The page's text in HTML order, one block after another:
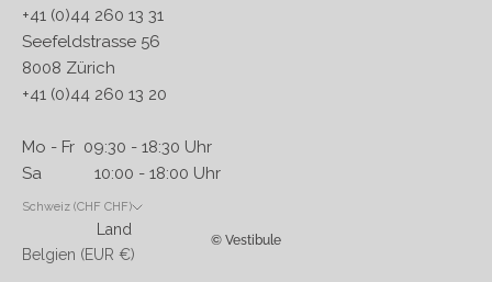
+41 (0)44 260 13 31
Seefeldstrasse 56
8008 Zürich
+41 (0)44 260 13 20
Mo - Fr 09:30 - 18:30 Uhr
Sa 10:00 - 18:00 Uhr
Schweiz (CHF CHF)
Land
Belgien (EUR €)
© Vestibule